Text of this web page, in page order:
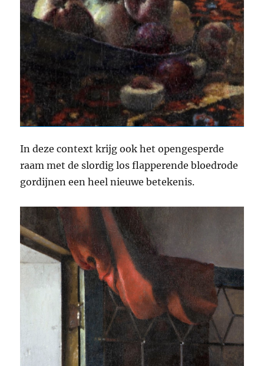
In deze context krijg ook het opengesperde
raam met de slordig los flapperende bloedrode
gordijnen een heel nieuwe betekenis.